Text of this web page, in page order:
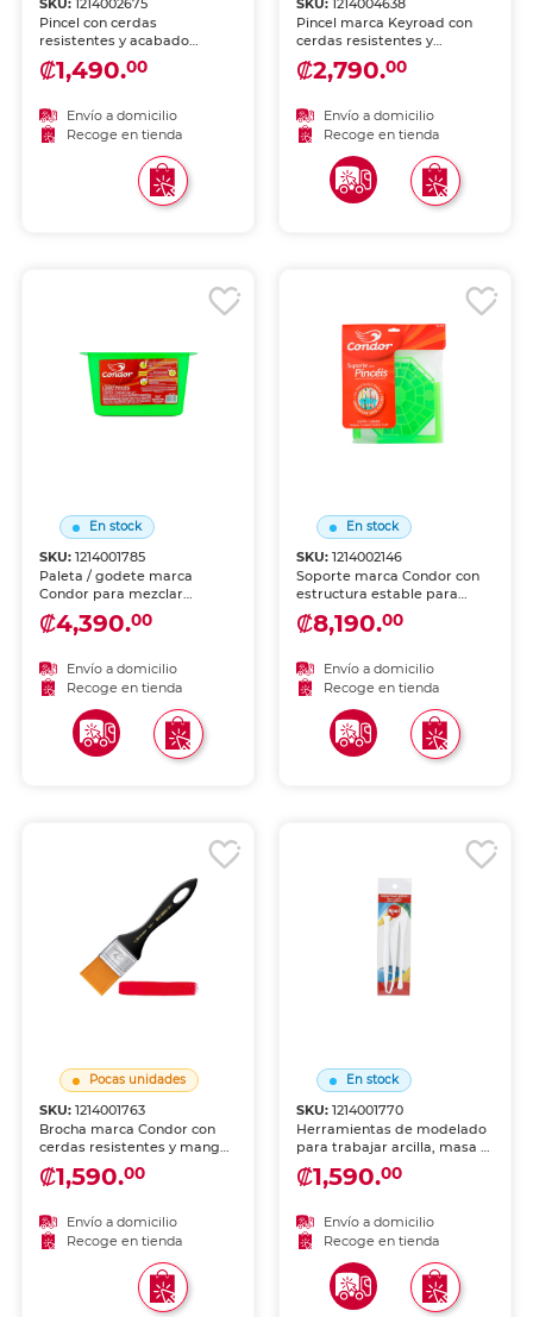
SKU:1214002675
Pincel con cerdas
resistentes y acabado
uniforme. Apto para
acuarela, acrílico, óleo y
manualidades.
₡1,490.00
Envío a domicilio
Recoge en tienda
SKU: 1214004638
Pincel marca Keyroad con
cerdas resistentes y
acabado uniforme. Apto
para acuarela, acrílico, óleo y
manualidades.
₡2,790.00
Envío a domicilio
Recoge en tienda
En stock
SKU:1214001785
Paleta / godete marca
Condor para mezclar
pinturas. Material resistente
y fácil de limpiar, ideal para
₡4,390.00
Envío a domicilio
Recoge en tienda
En stock
SKU: 1214002146
Soporte marca Condor con
estructura estable para
sostener libros, dispositivos
o materiales. Diseño
estudio.
₡8,190.00
Envío a domicilio
Recoge en tienda
Pocas unidades
SKU:1214001763
Brocha marca Condor con
cerdas resistentes y mango
cómodo. Apta para pintura,
manualidades y trabajos de
₡1,590.00
Envío a domicilio
Recoge en tienda
En stock
SKU: 1214001770
Herramientas de modelado
para trabajar arcilla, masa y
pasta. Puntas de diferentes
formas para crear detalles y
₡1,590.00
Envío a domicilio
Recoge en tienda